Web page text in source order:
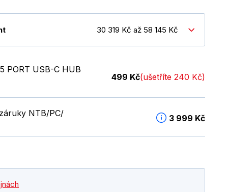
30 319 Kč až 58 145 Kč
PORT USB-C HUB
499 Kč(ušetříte 240 Kč)
NTB/PC/
3 999 Kč